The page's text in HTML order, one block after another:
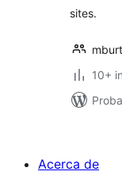
sites.
10+
Acerca de